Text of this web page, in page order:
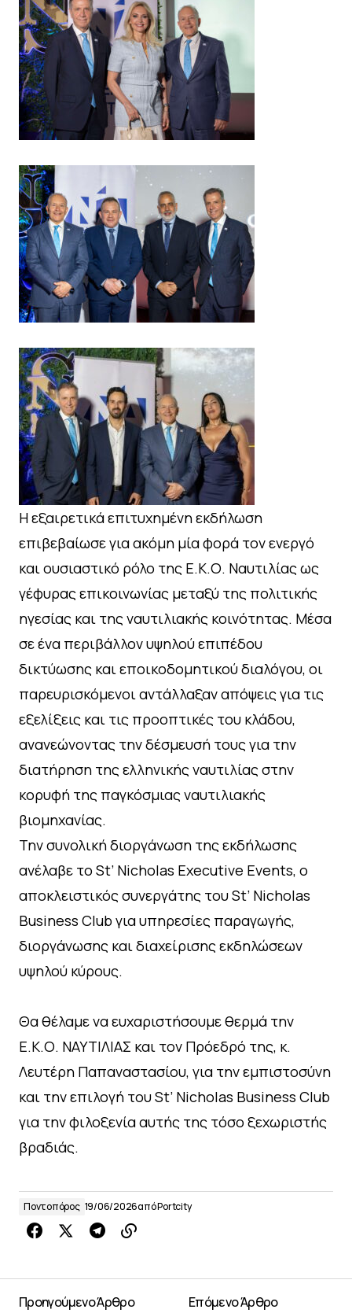
Η εξαιρετικά επιτυχημένη εκδήλωση
επιβεβαίωσε για ακόμη μία φορά τον ενεργό
και ουσιαστικό ρόλο της Ε.Κ.Ο. Ναυτιλίας ως
γέφυρας επικοινωνίας μεταξύ της πολιτικής
ηγεσίας και της ναυτιλιακής κοινότητας. Μέσα
σε ένα περιβάλλον υψηλού επιπέδου
δικτύωσης και εποικοδομητικού διαλόγου, οι
παρευρισκόμενοι αντάλλαξαν απόψεις για τις
εξελίξεις και τις προοπτικές του κλάδου,
ανανεώνοντας την δέσμευσή τους για την
διατήρηση της ελληνικής ναυτιλίας στην
κορυφή της παγκόσμιας ναυτιλιακής
βιομηχανίας.
Την συνολική διοργάνωση της εκδήλωσης
ανέλαβε το St’ Nicholas Executive Events, ο
αποκλειστικός συνεργάτης του St’ Nicholas
Business Club για υπηρεσίες παραγωγής,
διοργάνωσης και διαχείρισης εκδηλώσεων
υψηλού κύρους.
Θα θέλαμε να ευχαριστήσουμε θερμά την
Ε.Κ.Ο. ΝΑΥΤΙΛΙΑΣ και τον Πρόεδρό της, κ.
Λευτέρη Παπαναστασίου, για την εμπιστοσύνη
και την επιλογή του St’ Nicholas Business Club
για την φιλοξενία αυτής της τόσο ξεχωριστής
βραδιάς.
Ποντοπόρος 19/06/2026απόPortcity
Προηγούμενο Άρθρο
Επόμενο Άρθρο